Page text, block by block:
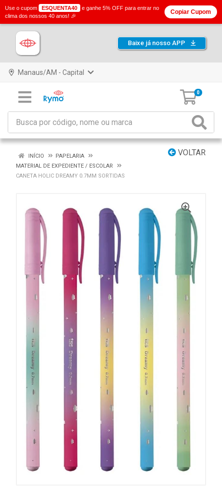
Baixe já nosso APP
Manaus/AM - Capital
0
VOLTAR
INÍCIO
PAPELARIA
MATERIAL DE EXPEDIENTE / ESCOLAR
CANETA HOLIC DREAMY 0.7MM SORTIDAS
Use o cupom ESQUENTA40
e ganhe 5% OFF para entrar no
clima dos nossos 40 anos! 🎉
Copiar Cupom